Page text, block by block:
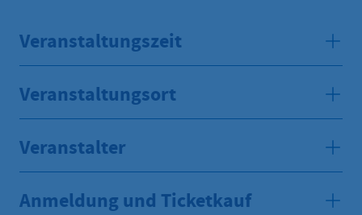
Veranstaltungszeit
Veranstaltungsort
Veranstalter
Anmeldung und Ticketkauf